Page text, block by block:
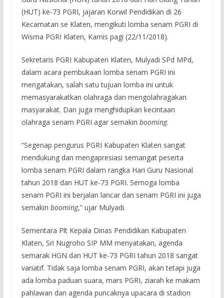
(HUT) ke-73 PGRI, jajaran Korwil Pendidikan di 26
Kecamatan se Klaten, mengikuti lomba senam PGRI di
Wisma PGRI Klaten, Kamis pagi (22/11/2018).
Sekretaris PGRI Kabupaten Klaten, Mulyadi SPd MPd,
dalam acara pembukaan lomba senam PGRI ini
mengatakan, salah satu tujuan lomba ini untuk
memasyarakatkan olahraga dan mengolahragakan
masyarakat. Dan juga menghidupkan kecintaan
olahraga senam PGRI agar semakin booming.
“Segenap pengurus PGRI Kabupaten Klaten sangat
mendukung dan mengapresiasi semangat peserta
lomba senam PGRI dalam rangka Hari Guru Nasional
tahun 2018 dan HUT ke-73 PGRI. Semoga lomba
senam PGRI ini berjalan lancar dan senam PGRI ini juga
semakin booming,” ujar Mulyadi.
Sementara Plt Kepala Dinas Pendidikan Kabupaten
Klaten, Sri Nugroho SIP MM menyatakan, agenda
semarak HGN dan HUT ke-73 PGRI tahun 2018 sangat
variatif. Tidak saja lomba senam PGRI, akan tetapi juga
ada lomba paduan suara, mars PGRI, ziarah ke makam
pahlawan dan agenda puncaknya upacara di stadion